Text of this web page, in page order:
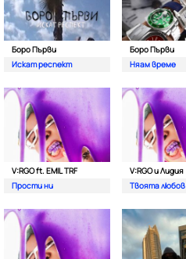
Боро Първи
Искат респект
Боро Първи
Няам време
V:RGO ft. EMIL TRF
Прости ни
V:RGO и Лидия
Твоята любов